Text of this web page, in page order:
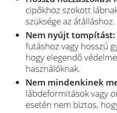
cipőkhöz szokott
szüksége az átálláshoz.
Nem nyújt tompítást:
futáshoz vagy hosszú
hogy elegendő
használóknak.
Nem mindenkinek
lábdeformitások vagy
esetén nem biztos,